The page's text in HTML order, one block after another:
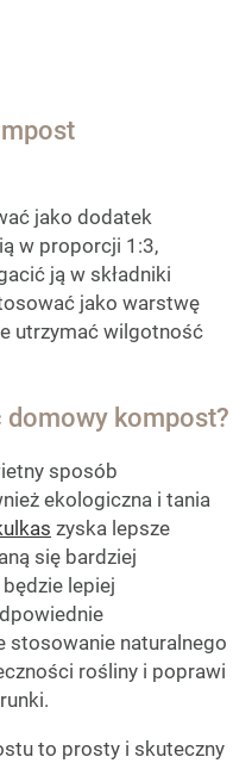
jako dodatek
w proporcji 1:3,
ją w składniki
jako warstwę
utrzymać wilgotność
kompost?
sposób
ekologiczna i tania
zyska lepsze
się bardziej
będzie lepiej
stosowanie naturalnego
rośliny i poprawi
to prosty i skuteczny